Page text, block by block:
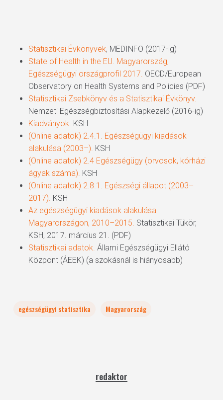
Statisztikai Évkönyvek, MEDINFO (2017-ig)
State of Health in the EU. Magyarország,
Egészségügyi országprofil 2017. OECD/European
Observatory on Health Systems and Policies (PDF)
Statisztikai Zsebkönyv és a Statisztikai Évkönyv.
Nemzeti Egészségbiztosítási Alapkezelő (2016-ig)
Kiadványok. KSH
(Online adatok) 2.4.1. Egészségügyi kiadások
alakulása (2003–). KSH
(Online adatok) 2.4 Egészségügy (orvosok, kórházi
ágyak száma). KSH
(Online adatok) 2.8.1. Egészségi állapot (2003–
2017). KSH
Az egészségügyi kiadások alakulása
Magyarországon, 2010–2015. Statisztikai Tükör,
KSH, 2017. március 21. (PDF)
Statisztikai adatok. Állami Egészségügyi Ellátó
Központ (ÁEEK) (a szokásnál is hiányosabb)
egészségügyi statisztika Magyarország
redaktor